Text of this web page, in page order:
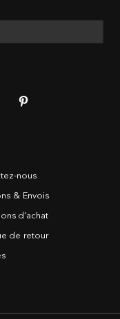
nous
& Envois
d’achat
de retour